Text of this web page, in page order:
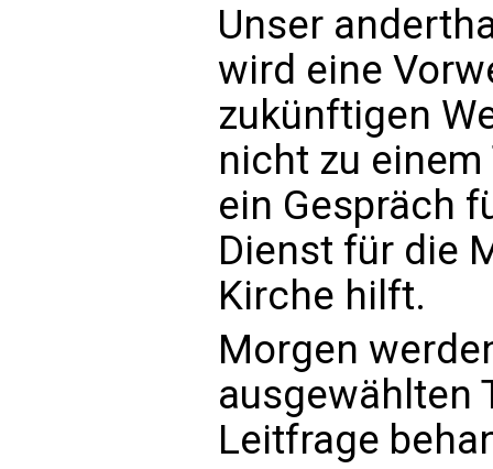
Unser
wird eine
zukünftigen
nicht zu
ein Gespräch
Dienst für die
Kirche hilft.
Morgen
ausgewählten
Leitfrage